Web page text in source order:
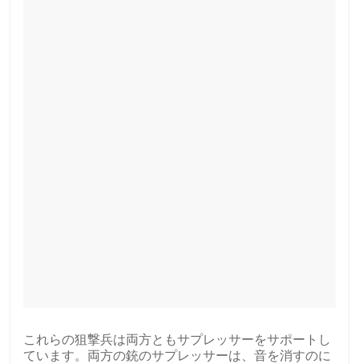
これらの狙撃兵は両方ともサプレッサーをサポートし
ています。両方の銃のサプレッサーは、音を消すのに